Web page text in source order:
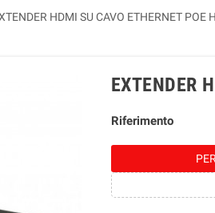
HDMI SU CAVO ETHERNET POE
EXTENDER
Riferimento